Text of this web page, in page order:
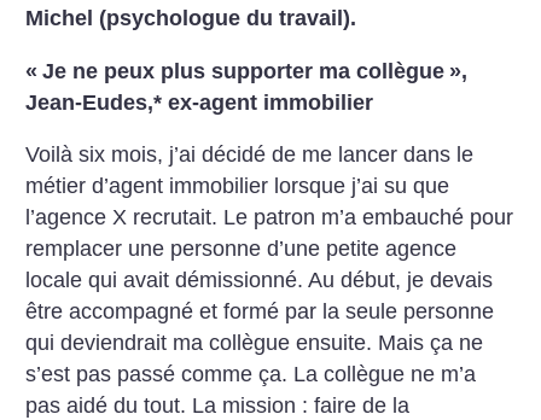
Michel (psychologue du travail).
« Je ne peux plus supporter ma collègue »,
Jean-Eudes,* ex-agent immobilier
Voilà six mois, j’ai décidé de me lancer dans le
métier d’agent immobilier lorsque j’ai su que
l’agence X recrutait. Le patron m’a embauché pour
remplacer une personne d’une petite agence
locale qui avait démissionné. Au début, je devais
être accompagné et formé par la seule personne
qui deviendrait ma collègue ensuite. Mais ça ne
s’est pas passé comme ça. La collègue ne m’a
pas aidé du tout. La mission : faire de la